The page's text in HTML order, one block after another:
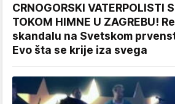
CRNOGORSKI VATERPOLISTI
TOKOM HIMNE U ZAGREBU!
skandalu na Svetskom
Evo šta se krije iza svega